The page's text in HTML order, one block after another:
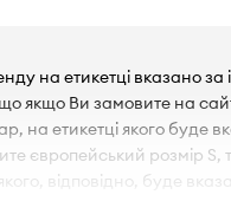
на етикетці вказано за
якщо Ви замовите на
на етикетці якого буде
європейський розмір S,
відповідно, буде